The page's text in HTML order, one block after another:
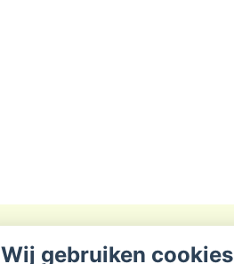
Wij gebruiken cookies